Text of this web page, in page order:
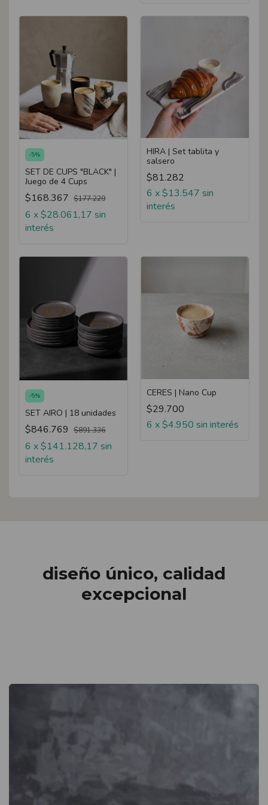
-5%
SET DE CUPS "BLACK" |
Juego de 4 Cups
$168.367 $177.229
6 x$28.061,17 sin
interés
HIRA | Set tablita y
salsero
$81.282
6 x$13.547 sin
interés
-5%
SET AIRO | 18 unidades
$846.769 $891.336
6 x$141.128,17 sin
interés
CERES | Nano Cup
$29.700
6 x$4.950 sin interés
diseño único, calidad
excepcional